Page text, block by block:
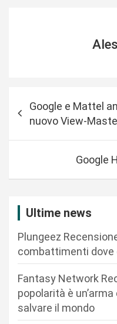
Google e Mattel
nuovo View-
Google
Ultime news
Plungeez
combattimenti dove
Fantasy Network
popolarità è
salvare il mondo